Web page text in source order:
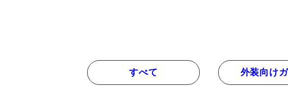
すべて 外装向け